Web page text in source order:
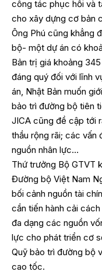
công tác phục hồi và
cho xây dựng cơ bản
Ông Phú cũng khẳng
bộ- một dự án có
Bản trị giá khoảng
đáng quý đối với lĩnh
án, Nhật Bản muốn
bảo trì đường bộ tiên
JICA cũng đề cập tới
thầu rộng rãi; các vấn
nguồn nhân lực…
Thứ trưởng Bộ GTVT
Đường bộ Việt Nam
bối cảnh nguồn tài
cần tiến hành cải
đa dạng các nguồn
lực cho phát triển cơ
Quỹ bảo trì đường bộ
cao tốc.